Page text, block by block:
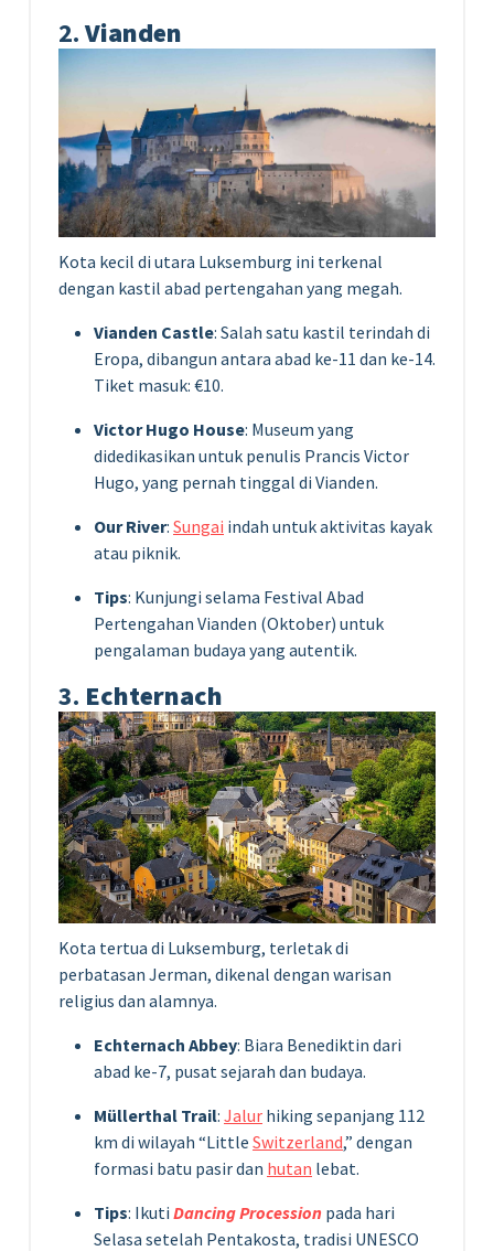
2.Vianden
Kota kecil di utara Luksemburg ini terkenal
dengan kastil abad pertengahan yang megah.
Vianden Castle: Salah satu kastil terindah di
Eropa, dibangun antara abad ke-11 dan ke-14.
Tiket masuk: €10.
Victor Hugo House: Museum yang
didedikasikan untuk penulis Prancis Victor
Hugo, yang pernah tinggal di Vianden.
Our River: Sungai indah untuk aktivitas kayak
atau piknik.
Tips: Kunjungi selama Festival Abad
Pertengahan Vianden (Oktober) untuk
pengalaman budaya yang autentik.
3. Echternach
Kota tertua di Luksemburg, terletak di
perbatasan Jerman, dikenal dengan warisan
religius dan alamnya.
Echternach Abbey: Biara Benediktin dari
abad ke-7, pusat sejarah dan budaya.
Müllerthal Trail: Jalur hiking sepanjang 112
km di wilayah “Little Switzerland,” dengan
formasi batu pasir dan hutan lebat.
Tips: Ikuti Dancing Procession pada hari
Selasa setelah Pentakosta, tradisi UNESCO